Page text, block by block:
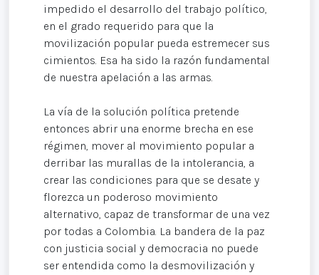
impedido el desarrollo del trabajo político,
en el grado requerido para que la
movilización popular pueda estremecer sus
cimientos. Esa ha sido la razón fundamental
de nuestra apelación a las armas.
La vía de la solución política pretende
entonces abrir una enorme brecha en ese
régimen, mover al movimiento popular a
derribar las murallas de la intolerancia, a
crear las condiciones para que se desate y
florezca un poderoso movimiento
alternativo, capaz de transformar de una vez
por todas a Colombia. La bandera de la paz
con justicia social y democracia no puede
ser entendida como la desmovilización y